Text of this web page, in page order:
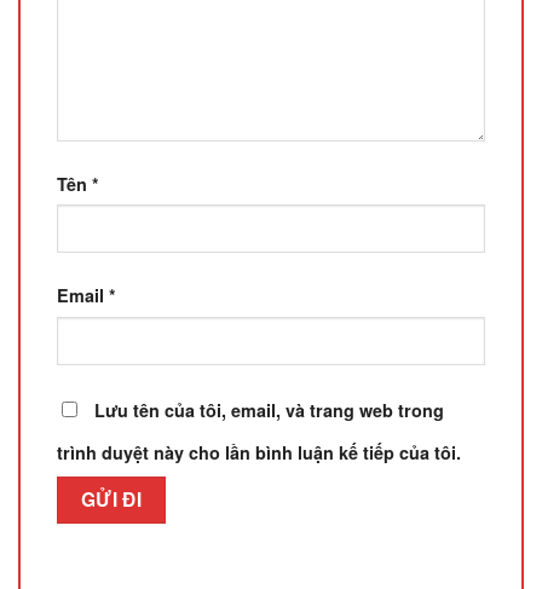
Tên *
Email *
Lưu tên của tôi, email, và trang web trong
trình duyệt này cho lần bình luận kế tiếp của tôi.